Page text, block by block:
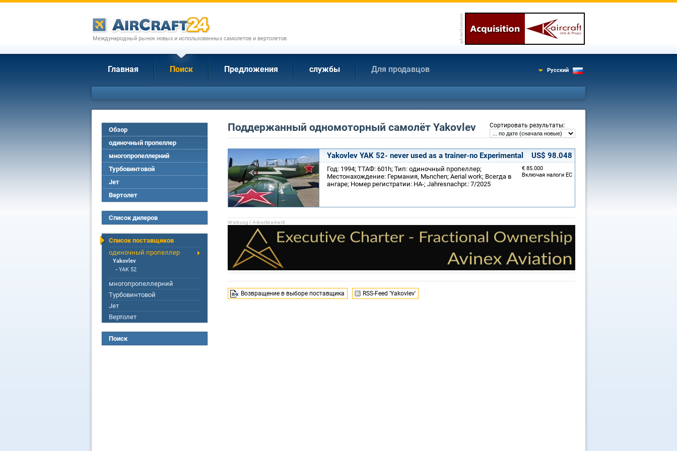
Международный рынок новых и использованных самолетов и вертолетов
Главная Поиск Предложения службы Для продавцов Русский
Обзор
одиночный пропеллер
многопропеллерний
Турбовинтовой
Jет
Вертолет
Список дилеров
Список поставщиков
одиночный пропеллер
Yakovlev
- YAK 52
многопропеллерний
Турбовинтовой
Jет
Вертолет
Поиск
Сортировать результаты:
Поддержанный одномоторный самолёт Yakovlev
Yakovlev YAK 52- never used as a trainer-no Experimental US$ 98.048
€ 85.000
Включая налоги ЕС
Год: 1994; ТТАФ: 601h; Тип: одиночный пропеллер;
Местонахождение: Германия, Mьnchen; Aerial work; Всегда в
ангаре; Номер регистратии: HA-; Jahresnachpr.: 7/2025
Возвращение в выборе поставщика RSS-Feed 'Yakovlev'